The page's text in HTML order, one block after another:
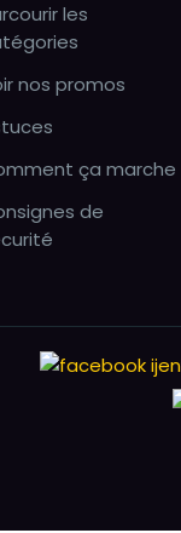
les
nos promos
ça marche
de